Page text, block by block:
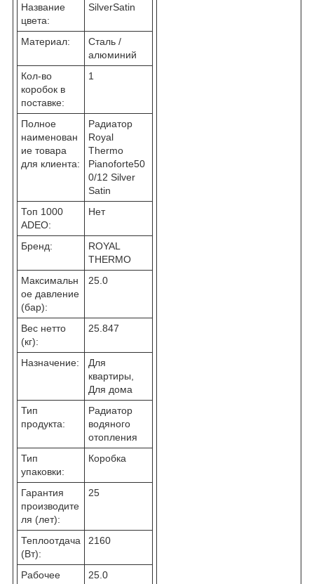
Название
цвета:
SilverSatin
Материал:
Сталь /
алюминий
Кол-во
коробок в
поставке:
1
Полное
наименован
ие товара
для клиента:
Радиатор
Royal
Thermo
Pianoforte50
0/12 Silver
Satin
Топ 1000
ADEO:
Нет
Бренд:
ROYAL
THERMO
Максимальн
ое давление
(бар):
25.0
Вес нетто
(кг):
25.847
Назначение:
Для
квартиры,
Для дома
Тип
продукта:
Радиатор
водяного
отопления
Тип
упаковки:
Коробка
Гарантия
производите
ля (лет):
25
Теплоотдача
(Вт):
2160
Рабочее
25.0